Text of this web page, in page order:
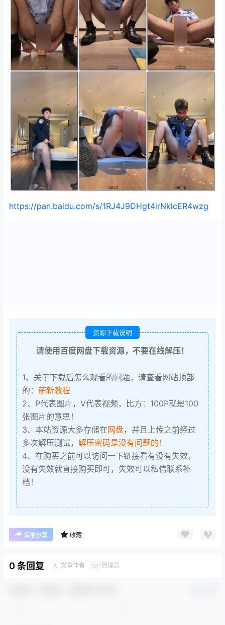
https://pan.baidu.com/s/1RJ4J9DHgt4irNklcER4wzg
资源下载说明
请使用百度网盘下载资源，不要在线解压！
1、关于下载后怎么观看的问题，请查看网站顶部
的： 萌新教程
2、P代表图片，V代表视频，比方：100P就是100
张图片的意思！
3、本站资源大多存储在网盘，并且上传之前经过
多次解压测试， 解压密码是没有问题的！
4、在购买之前可以访问一下链接看有没有失效，
没有失效就直接购买即可，失效可以私信联系补
档！
海报分享 收藏
0 条回复 A 文章作者 M 管理员